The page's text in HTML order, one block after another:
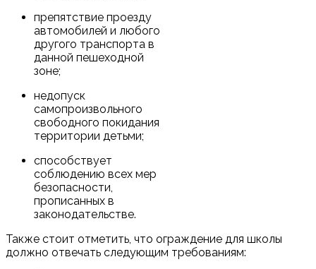
препятствие проезду
автомобилей и любого
другого транспорта в
данной пешеходной
зоне;
недопуск
самопроизвольного
свободного покидания
территории детьми;
способствует
соблюдению всех мер
безопасности,
прописанных в
законодательстве.
Также стоит отметить, что ограждение для школы
должно отвечать следующим требованиям: